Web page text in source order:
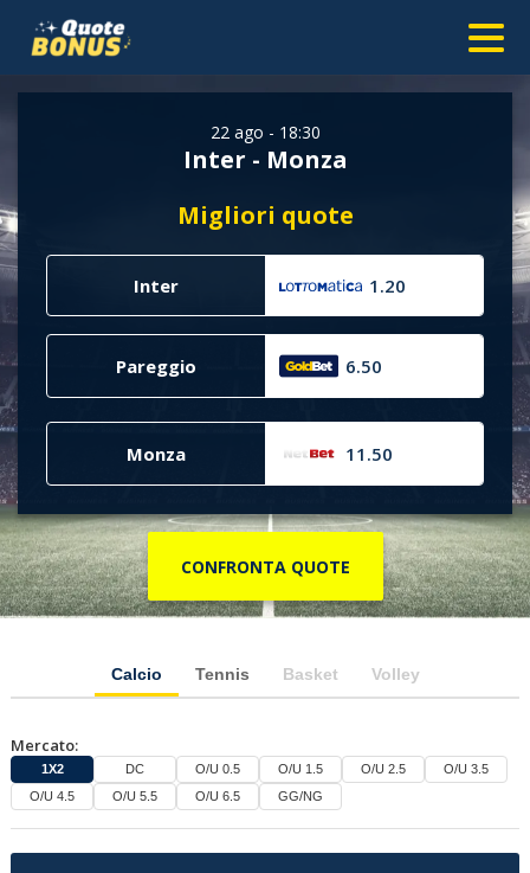
22 ago - 18:30
Inter - Monza
Migliori quote
Inter 1.20
Pareggio 6.50
Monza 11.50
CONFRONTA QUOTE
Calcio Tennis Basket Volley
Mercato:
1X2 DC O/U 0.5 O/U 1.5 O/U 2.5
O/U 3.5
O/U 4.5
O/U 5.5 O/U 6.5 GG/NG